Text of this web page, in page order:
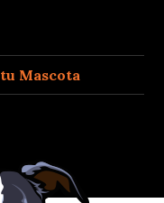
Mascota